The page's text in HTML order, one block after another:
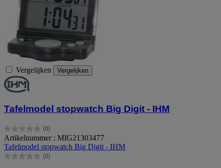
Vergelijken Vergelijken
Tafelmodel stopwatch Big Digit - IHM
(0)
0.0
van
de
5
Artikelnummer : MIG21303477
Tafelmodel stopwatch Big Digit - IHM
(0)
0.0